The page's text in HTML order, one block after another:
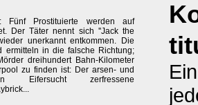
Fünf Prostituierte werden auf
Der Täter nennt sich ''Jack the
unerkannt entkommen. Die
ermitteln in die falsche Richtung;
dreihundert Bahn-Kilometer
zu finden ist: Der arsen- und
Eifersucht zerfressene